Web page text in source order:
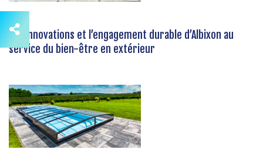
Les innovations et l’engagement durable d’Albixon au
service du bien-être en extérieur